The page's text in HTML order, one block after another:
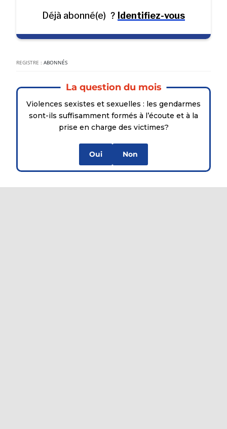
Déjà abonné(e) ? Identifiez-vous
REGISTRE :ABONNÉS
La question du mois
Violences sexistes et sexuelles : les gendarmes
sont-ils suffisamment formés à l’écoute et à la
prise en charge des victimes?
Oui Non